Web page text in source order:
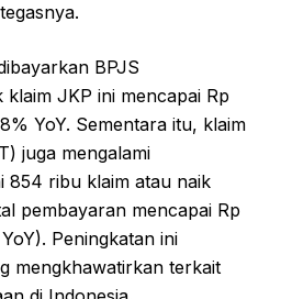
BPJS
JKP ini mencapai Rp
YoY. Sementara itu, klaim
juga mengalami
854 ribu klaim atau naik
pembayaran mencapai Rp
Peningkatan ini
mengkhawatirkan terkait